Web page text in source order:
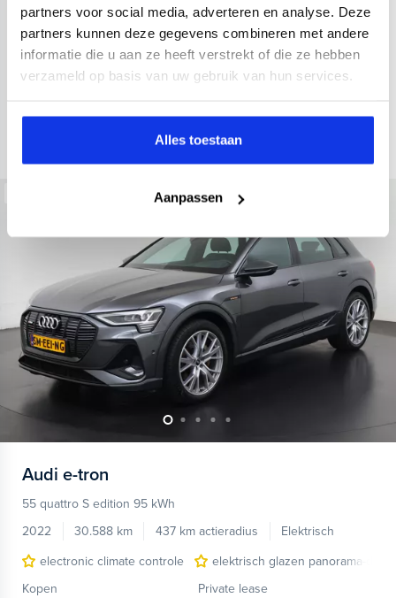
partners voor social media, adverteren en analyse. Deze
partners kunnen deze gegevens combineren met andere
informatie die u aan ze heeft verstrekt of die ze hebben
verzameld op basis van uw gebruik van hun services.
Alles toestaan
Aanpassen
Hybride benzine
Automaat
achteruitrijcamera
Apple Carplay/Android Auto
Kopen
Op aanvraag
Audi e-tron
55 quattro S edition 95 kWh
2022
30.588 km 437 km actieradius
Elektrisch
electronic climate controle
elektrisch glazen panorama-dak
Kopen
Private lease